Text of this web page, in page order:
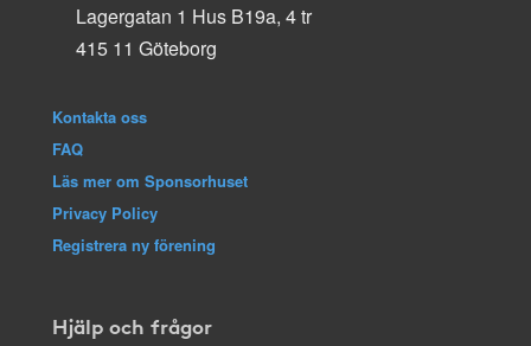
Lagergatan 1 Hus B19a, 4 tr
415 11 Göteborg
Kontakta oss
FAQ
Läs mer om Sponsorhuset
Privacy Policy
Registrera ny förening
Hjälp och frågor